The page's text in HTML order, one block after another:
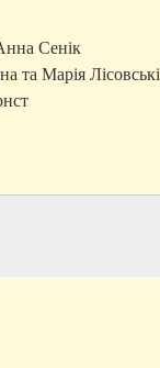
Сенік
та Марія Лісовські